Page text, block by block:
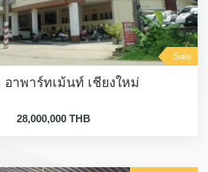
Sale
อาพาร์ทเม้นท์ เชียงใหม่
28,000,000 THB